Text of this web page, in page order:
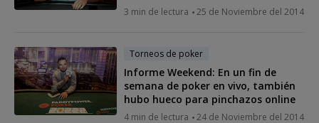
3 min de lectura 25 de Noviembre del 2014
Torneos de poker
Informe Weekend: En un fin de
semana de poker en vivo, también
hubo hueco para pinchazos online
4 min de lectura 24 de Noviembre del 2014